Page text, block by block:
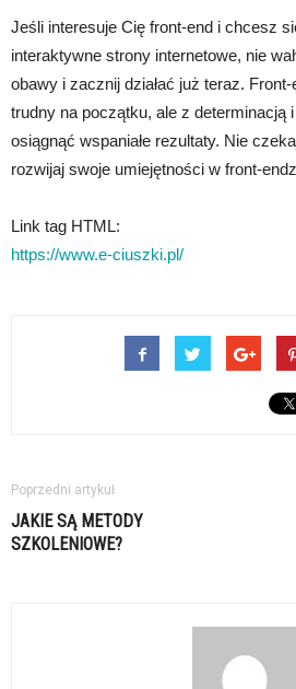
Jeśli interesuje Cię front-end i chcesz
interaktywne strony internetowe, nie
obawy i zacznij działać już teraz.
trudny na początku, ale z determinacją
osiągnąć wspaniałe rezultaty. Nie
rozwijaj swoje umiejętności w front-
Link tag HTML:
https://www.e-ciuszki.pl/
Poprzedni artykuł
JAKIE SĄ METODY
SZKOLENIOWE?